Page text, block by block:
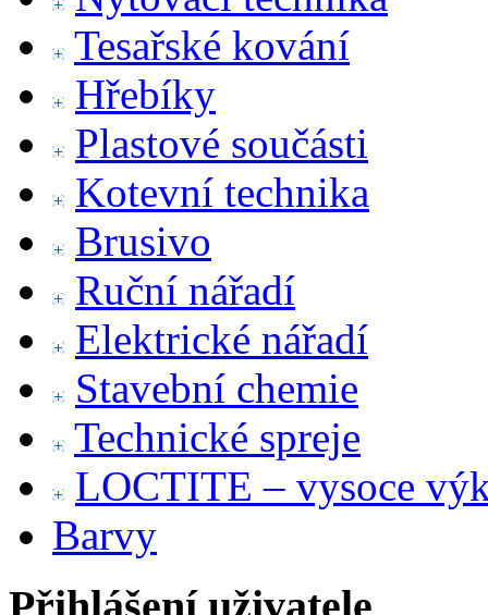
Tesařské kování
Hřebíky
Plastové součásti
Kotevní technika
Brusivo
Ruční nářadí
Elektrické nářadí
Stavební chemie
Technické spreje
LOCTITE – vysoce
Barvy